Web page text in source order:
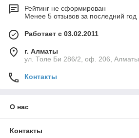
Рейтинг не сформирован
Менее 5 отзывов за последний год
Работает с 03.02.2011
г. Алматы
ул. Толе Би 286/2, оф. 206,
Контакты
О нас
Контакты